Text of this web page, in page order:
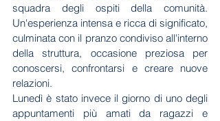
squadra degli ospiti della comunità.
Un'esperienza intensa e ricca di significato,
culminata con il pranzo condiviso all'interno
della struttura, occasione preziosa per
conoscersi, confrontarsi e creare nuove
relazioni.
Lunedì è stato invece il giorno di uno degli
appuntamenti più amati da ragazzi e